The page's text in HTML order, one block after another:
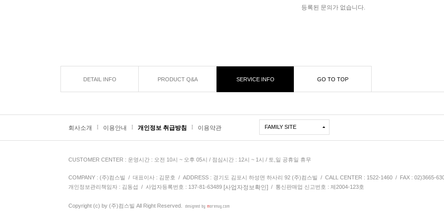
등록된 문의가 없습니다.
DETAIL INFO PRODUCT Q&A SERVICE INFO GO TO TOP
회사소개 이용안내 개인정보 취급방침 이용약관 FAMILY SITE
CUSTOMER CENTER : 운영시간 : 오전 10시 ~ 오후 05시 / 점심시간 : 12시 ~ 1시 / 토,일 공휴일 휴무
COMPANY : (주)컴스빌 / 대표이사 : 김문호 / ADDRESS : 경기도 김포시 하성면 하사리 92 (주)컴스빌 / CALL CENTER : 1522-1460 / FAX : 02)3665-
개인정보관리책임자 : 김동섭
/ 사업자등록번호 : 137-81-63489 [사업자정보확인] / 통신판매업 신고번호 : 제2004-123호
Copyright (c) by (주)컴스빌 All Right Reserved.